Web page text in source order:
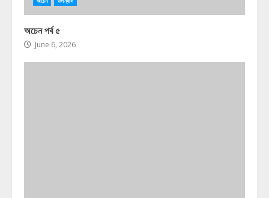
অচেন পর্ব ৫
June 6, 2026